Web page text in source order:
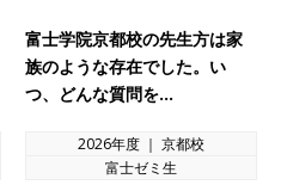
富士学院京都校の先生方は家
族のような存在でした。い
つ、どんな質問を…
2026年度 ｜ 京都校
富士ゼミ生